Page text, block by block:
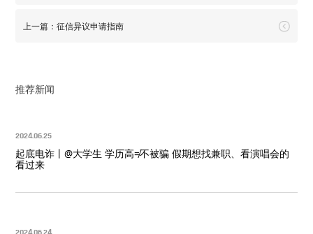
上一篇：征信异议申请指南
推荐新闻
2024.06.25
起底电诈丨@大学生 学历高≠不被骗 假期想找兼职、看演唱会的
看过来